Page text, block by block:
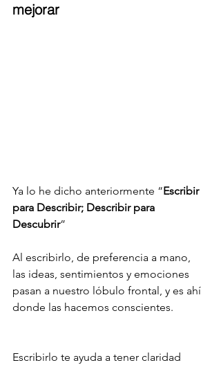
mejorar
Ya lo he dicho anteriormente “Escribir
para Describir; Describir para
Descubrir”
Al escribirlo, de preferencia a mano,
las ideas, sentimientos y emociones
pasan a nuestro lóbulo frontal, y es ahí
donde las hacemos conscientes.
Escribirlo te ayuda a tener claridad